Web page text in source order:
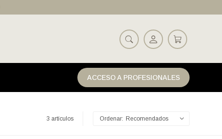
ACCESO A PROFESIONALES
3 artículos Recomendados